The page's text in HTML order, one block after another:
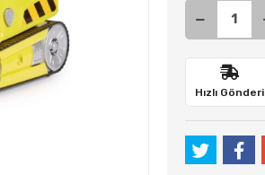
Hızlı Gönderi